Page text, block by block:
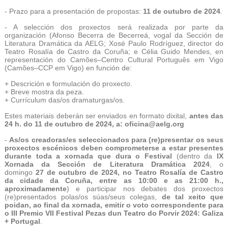
- Prazo para a presentación de propostas: 11 de outubro de 2024.
- A selección dos proxectos será realizada por parte da
organización (Afonso Becerra de Becerreá, vogal da Sección de
Literatura Dramática da AELG; Xosé Paulo Rodríguez, director do
Teatro Rosalía de Castro da Coruña; e Célia Guido Mendes, en
representación do Camões–Centro Cultural Português em Vigo
(Camões–CCP em Vigo) en función de:
+ Descrición e formulación do proxecto.
+ Breve mostra da peza.
+ Currículum das/os dramaturgas/os.
Estes materiais deberán ser enviados en formato dixital, antes das
24 h. do 11 de outubro de 2024, a: oficina@aelg.org
- As/os creadoras/es seleccionados para (re)presentar os seus
proxectos escénicos deben comprometerse a estar presentes
durante toda a xornada que dura o Festival (dentro da IX
Xornada da Sección de Literatura Dramática 2024, o
domingo 27 de outubro de 2024, no Teatro Rosalía de Castro
da cidade da Coruña, entre as 10:00 e as 21:00 h.,
aproximadamente) e participar nos debates dos proxectos
(re)presentados polas/os súas/seus colegas, de tal xeito que
poidan, ao final da xornada, emitir o voto correspondente para
o III Premio VII Festival Pezas dun Teatro do Porvir 2024: Galiza
+ Portugal